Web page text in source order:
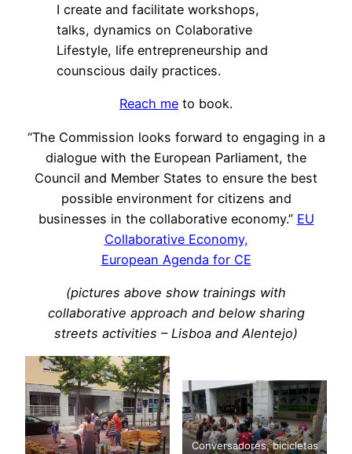
I create and facilitate workshops,
talks, dynamics on Colaborative
Lifestyle, life entrepreneurship and
counscious daily practices.
Reach me to book.
“The Commission looks forward to engaging in a
dialogue with the European Parliament, the
Council and Member States to ensure the best
possible environment for citizens and
businesses in the collaborative economy.” EU
Collaborative Economy,
European Agenda for CE
(pictures above show trainings with
collaborative approach and below sharing
streets activities – Lisboa and Alentejo)
Conversadores, bicicletas